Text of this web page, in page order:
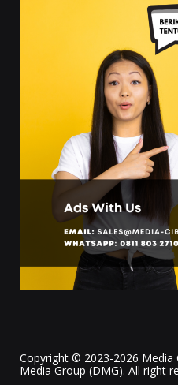
Copyright © 2023-2026
Media Group (DMG). All right